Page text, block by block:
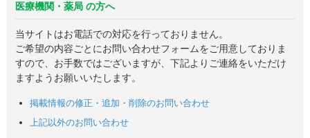
医療機関・薬局 の方へ
当サイトはお電話での対応を行っておりません。
ご希望の内容ごとにお問い合わせフォームをご用意しておりま
すので、お手数ではございますが、下記よりご連絡をいただけ
ますようお願いいたします。
掲載情報の修正・追加・削除のお問い合わせ
上記以外のお問い合わせ